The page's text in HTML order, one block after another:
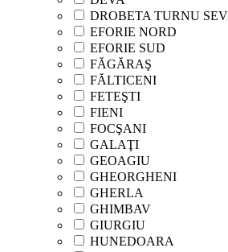
DROBETA TURNU
EFORIE NORD
EFORIE SUD
FĂGĂRAŞ
FĂLTICENI
FETEŞTI
FIENI
FOCŞANI
GALAŢI
GEOAGIU
GHEORGHENI
GHERLA
GHIMBAV
GIURGIU
HUNEDOARA